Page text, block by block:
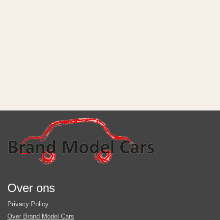
Over ons
Privacy Policy
Over Brand Model Cars